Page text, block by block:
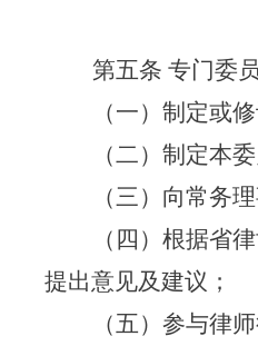
第五条 专门委
（一）制定或
（二）制定本
（三）向常务
（四）根据省
提出意见及建议；
（五）参与律